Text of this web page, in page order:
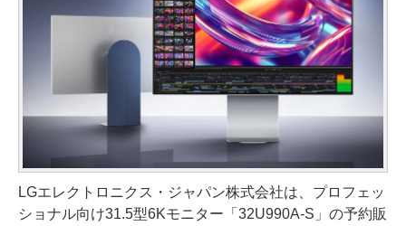
LGエレクトロニクス・ジャパン株式会社は、プロフェッ
ショナル向け31.5型6Kモニター「32U990A-S」の予約販